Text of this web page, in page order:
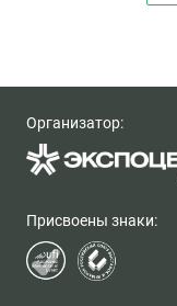
Организатор:
Присвоены знаки: